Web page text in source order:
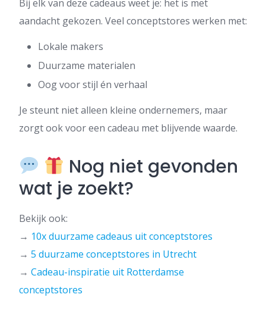
Bij elk van deze cadeaus weet je: het is met
aandacht gekozen. Veel conceptstores werken met:
Lokale makers
Duurzame materialen
Oog voor stijl én verhaal
Je steunt niet alleen kleine ondernemers, maar
zorgt ook voor een cadeau met blijvende waarde.
Nog niet gevonden
wat je zoekt?
Bekijk ook:
→ 10x duurzame cadeaus uit conceptstores
→ 5 duurzame conceptstores in Utrecht
→ Cadeau-inspiratie uit Rotterdamse
conceptstores